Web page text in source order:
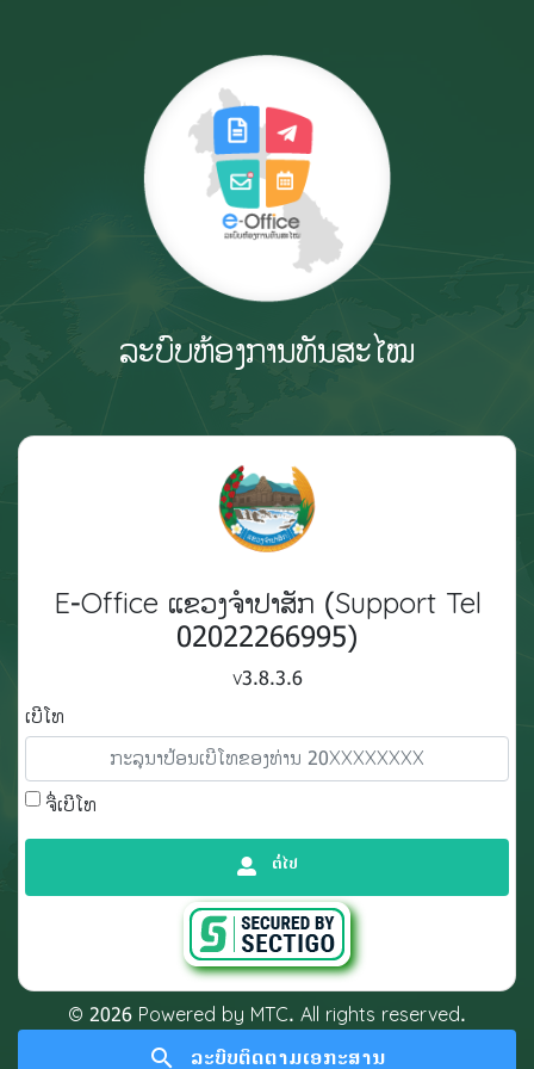
ລະບົບຫ້ອງການທັນສະໄໝ
E-Office ແຂວງຈຳປາສັກ (Support Tel
02022266995)
v3.8.3.6
ເບີໂທ
ຈື່ເບີໂທ
ຕໍ່ໄປ
©️ 2026 Powered by MTC. All rights reserved.
search
ລະບົບຕິດຕາມເອກະສານ